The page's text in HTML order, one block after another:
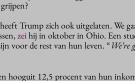
Trump zich ook uitgelaten. We
zeihij in oktober in Ohio. Een
voor de rest van hun leven. “
hooguit 12,5 procent van hun